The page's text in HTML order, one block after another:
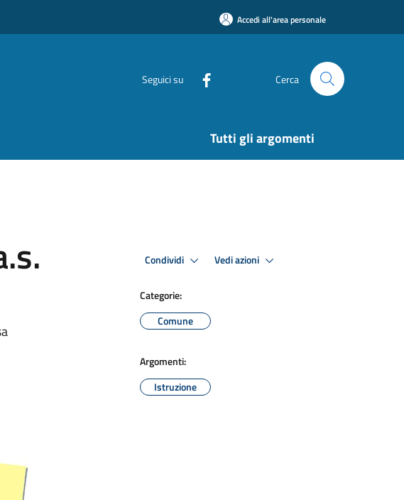
Accedi all'area personale
Seguici su Cerca
Tutti gli argomenti
Condividi Vedi azioni
Categorie:
Comune
Argomenti:
Istruzione